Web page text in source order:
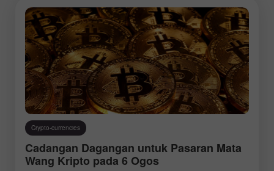
Crypto-currencies
Cadangan Dagangan untuk Pasaran Mata
Wang Kripto pada 6 Ogos